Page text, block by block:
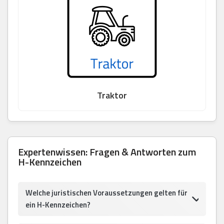
Traktor
Expertenwissen: Fragen & Antworten zum
H-Kennzeichen
Welche juristischen Voraussetzungen gelten für
ein H-Kennzeichen?